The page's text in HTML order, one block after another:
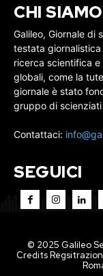
CHI SIAMO
Galileo, Giornale di
testata
ricerca scientifica
globali, come la
giornale è stato
gruppo di
Contattaci:
SEGUICI
© 2025 Galileo
Credits